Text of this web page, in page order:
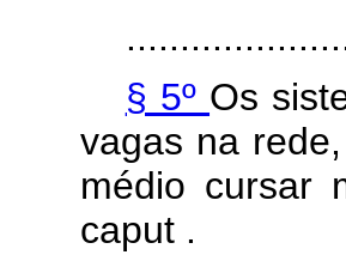
§ 5º Os
vagas na
médio cursar
caput .